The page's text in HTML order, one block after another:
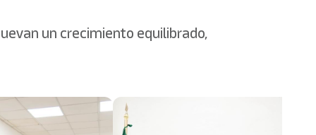
un crecimiento equilibrado,